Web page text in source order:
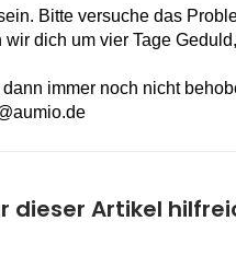
Bitte versuche das
dich um vier Tage
immer noch nicht
dieser Artikel